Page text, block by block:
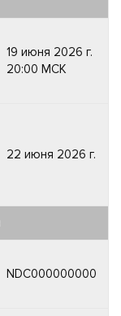
19 июня 2026 г.
20:00 МСК
22 июня 2026 г.
NDC000000000